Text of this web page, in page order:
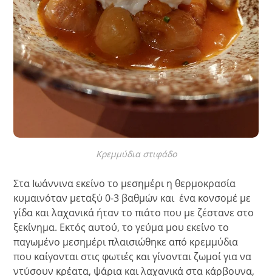
Κρεμμύδια στιφάδο
Στα Ιωάννινα εκείνο το μεσημέρι η θερμοκρασία
κυμαινόταν μεταξύ 0-3 βαθμών και ένα κονσομέ με
γίδα και λαχανικά ήταν το πιάτο που με ζέστανε στο
ξεκίνημα. Εκτός αυτού, το γεύμα μου εκείνο το
παγωμένο μεσημέρι πλαισιώθηκε από κρεμμύδια
που καίγονται στις φωτιές και γίνονται ζωμοί για να
ντύσουν κρέατα, ψάρια και λαχανικά στα κάρβουνα,